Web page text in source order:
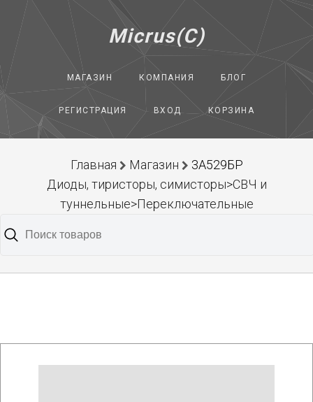
Micrus(C)
МАГАЗИН КОМПАНИЯ БЛОГ
РЕГИСТРАЦИЯ ВХОД КОРЗИНА
Главная Магазин
3А529БР
Диоды, тиристоры, симисторы>СВЧ и
туннельные>Переключательные